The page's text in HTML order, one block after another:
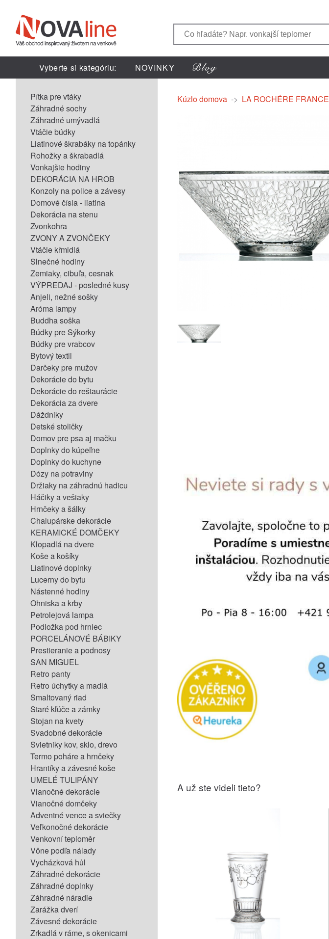
Vyberte si kategóriu: NOVINKY
Pítka pre vtáky
Záhradné sochy
Záhradné umývadlá
Vtáčie búdky
Liatinové škrabáky na topánky
Rohožky a škrabadlá
Vonkajšie hodiny
DEKORÁCIA NA HROB
Konzoly na police a závesy
Domové čísla - liatina
Dekorácia na stenu
Zvonkohra
ZVONY A ZVONČEKY
Vtáčie kŕmidlá
Slnečné hodiny
Zemiaky, cibuľa, cesnak
VÝPREDAJ - posledné kusy
Anjeli, nežné sošky
Aróma lampy
Buddha soška
Búdky pre Sýkorky
Búdky pre vrabcov
Bytový textil
Darčeky pre mužov
Dekorácie do bytu
Dekorácie do reštaurácie
Dekorácia za dvere
Dáždniky
Detské stoličky
Domov pre psa aj mačku
Doplnky do kúpeľne
Doplnky do kuchyne
Dózy na potraviny
Držiaky na záhradnú hadicu
Háčiky a vešiaky
Hrnčeky a šálky
Chalupárske dekorácie
KERAMICKÉ DOMČEKY
Klopadlá na dvere
Koše a košíky
Liatinové doplnky
Lucerny do bytu
Nástenné hodiny
Ohniska a krby
Petrolejová lampa
Podložka pod hrniec
PORCELÁNOVÉ BÁBIKY
Prestieranie a podnosy
SAN MIGUEL
Retro panty
Retro úchytky a madlá
Smaltovaný riad
Staré kľúče a zámky
Stojan na kvety
Svadobné dekorácie
Svietniky kov, sklo, drevo
Termo poháre a hrnčeky
Hrantíky a závesné koše
UMELÉ TULIPÁNY
Vianočné dekorácie
Vianočné domčeky
Adventné vence a sviečky
Veľkonočné dekorácie
Venkovní teploměr
Vône podľa nálady
Vycházková hůl
Záhradné dekorácie
Záhradné doplnky
Záhradné náradie
Zarážka dverí
Závesné dekorácie
Zrkadlá v ráme, s okenicami
Kúzlo domova -> LA ROCHÉRE FRANCE
A už ste videli tieto?